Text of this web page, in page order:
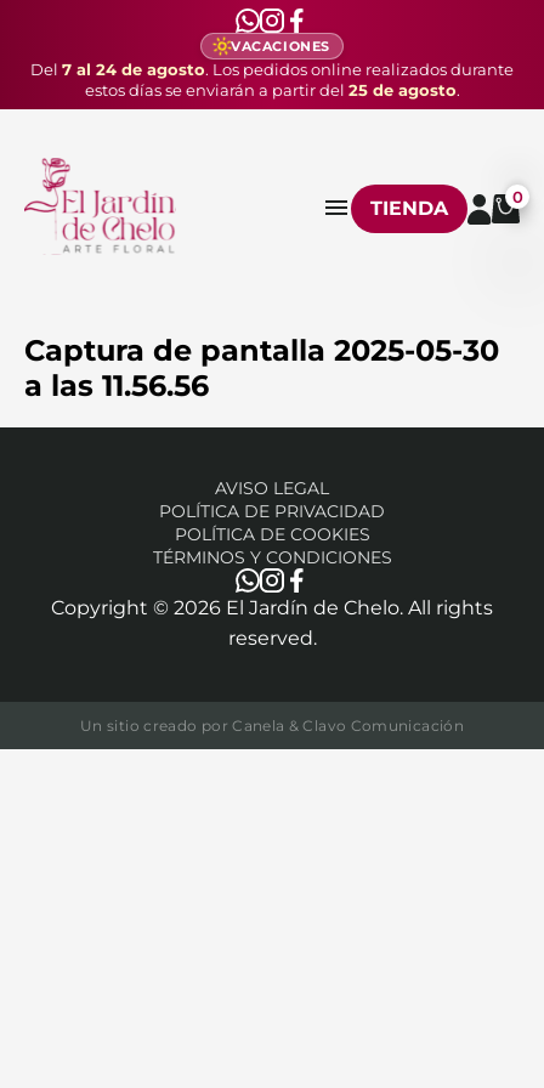
VACACIONES
Del 7 al 24 de agosto. Los pedidos online realizados durante
estos días se enviarán a partir del 25 de agosto.
TIENDA 0
Captura de pantalla 2025-05-30
a las 11.56.56
Copyright © 2026 El Jardín de Chelo. All rights
reserved.
AVISO LEGAL
POLÍTICA DE PRIVACIDAD
POLÍTICA DE COOKIES
TÉRMINOS Y CONDICIONES
Un sitio creado porCanela & Clavo Comunicación